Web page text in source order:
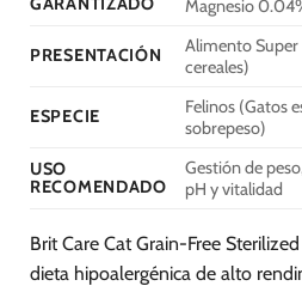
Magnesio
PRESENTACIÓN
Alimento
cereales)
ESPECIE
Felinos (Gatos
sobrepeso)
USO
RECOMENDADO
Gestión de
pH y vitalidad
Brit Care Cat Grain-Free
dieta hipoalergénica de alto